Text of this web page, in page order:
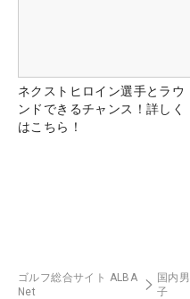
ネクストヒロイン選手とラウ
ンドできるチャンス！詳しく
はこちら！
ゴルフ総合サイト ALBA
Net
国内男
子